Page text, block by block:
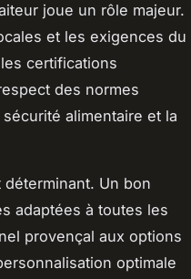
joue un rôle majeur.
et les exigences du
certifications
des normes
alimentaire et la
Un bon
adaptées à toutes les
provençal aux options
optimale